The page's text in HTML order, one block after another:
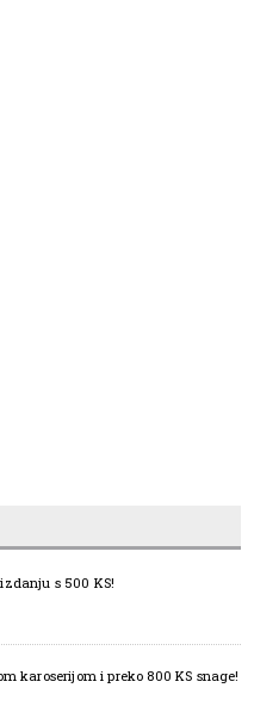
s 500 KS!
karoserijom i preko 800 KS snage!